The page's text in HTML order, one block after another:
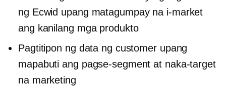
ng Ecwid upang matagumpay na i-market
ang kanilang mga produkto
Pagtitipon ng data ng customer upang
mapabuti ang pagse-segment at naka-target
na marketing